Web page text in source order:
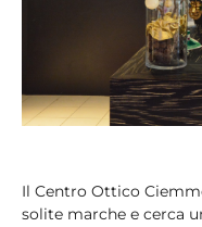
Il Centro Ottico
solite marche e cerca